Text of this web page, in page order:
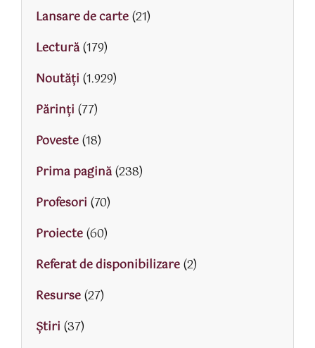
Lansare de carte(21)
Lectură(179)
Noutăți (1.929)
Părinţi (77)
Poveste(18)
Prima pagină(238)
Profesori (70)
Proiecte(60)
Referat de disponibilizare(2)
Resurse(27)
Știri (37)